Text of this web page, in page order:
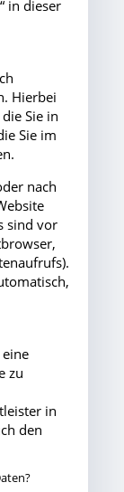
in dieser
Hierbei
Sie in
Sie im
nach
sind vor
zu
in
den